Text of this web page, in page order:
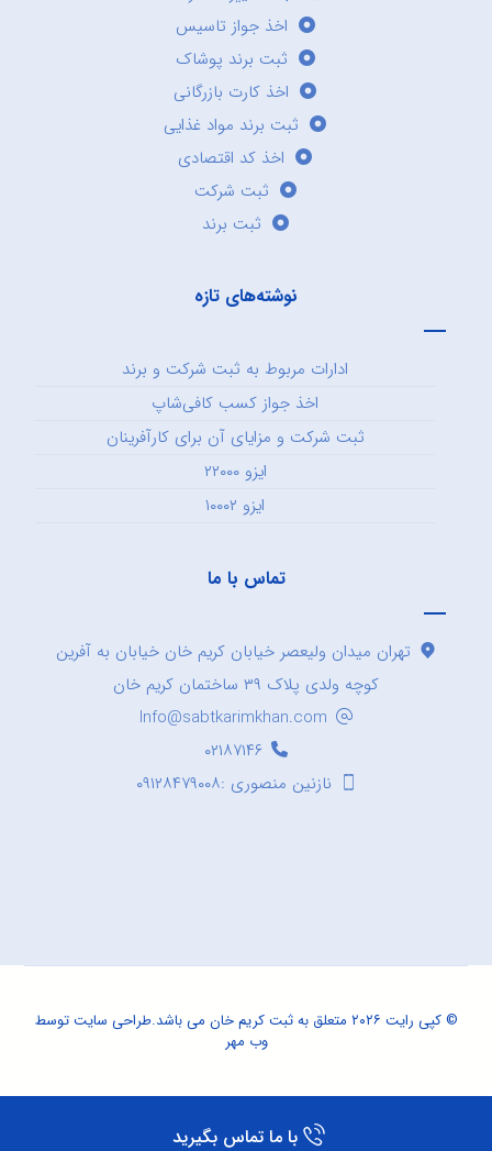
اخذ جواز تاسیس
ثبت برند پوشاک
اخذ کارت بازرگانی
ثبت برند مواد غذایی
اخذ کد اقتصادی
ثبت شرکت
ثبت برند
نوشته‌های تازه
ادارات مربوط به ثبت شرکت و برند
اخذ جواز کسب کافی‌شاپ
ثبت شرکت و مزایای آن برای کارآفرینان
ایزو ۲۲۰۰۰
ایزو ۱۰۰۰۲
تماس با ما
تهران میدان ولیعصر خیابان کریم خان خیابان به آفرین
کوچه ولدی پلاک ۳۹ ساختمان کریم خان
Info@sabtkarimkhan.com
۰۲۱۸۷۱۴۶
نازنین منصوری :۰۹۱۲۸۴۷۹۰۰۸
© کپی رایت ۲۰۲۶ متعلق به ثبت کریم خان می باشد. طراحی سایتتوسط
وب مهر
با ما تماس بگیرید